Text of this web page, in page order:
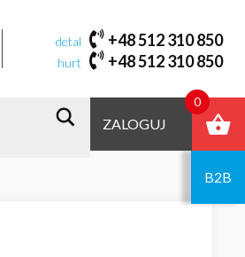
detal +48 512 310 850
hurt +48 512 310 850
ZALOGUJ
B2B
0